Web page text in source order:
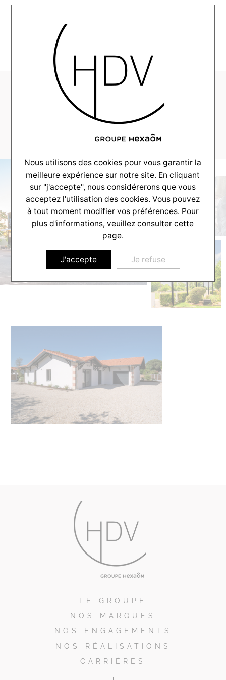
CV-Realisation-
LaTeste-
MaisonDroite-23
LE GROUPE
NOS MARQUES
NOS ENGAGEMENTS
NOS RÉALISATIONS
CARRIÈRES
Nous utilisons des cookies pour vous garantir la
meilleure expérience sur notre site. En cliquant
sur "j'accepte", nous considérerons que vous
acceptez l'utilisation des cookies. Vous pouvez
à tout moment modifier vos préférences. Pour
plus d'informations, veuillez consultercette
page.
J'accepte Je refuse